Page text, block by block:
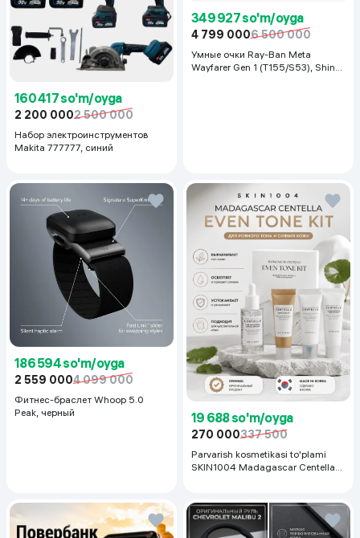
160 417 so'm/oyga
2 200 0002 500 000
Набор электроинструментов
Makita 777777, синий
349 927 so'm/oyga
4 799 0006 500 000
Умные очки Ray-Ban Meta
Wayfarer Gen 1 (T155/S53), Shiny
186 594 so'm/oyga
2 559 0004 099 000
Фитнес-браслет Whoop 5.0
Peak, черный
19 688 so'm/oyga
270 000337 500
Parvarish kosmetikasi to'plami
SKIN1004 Madagascar Centella